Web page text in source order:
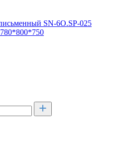
SN-6O.SP-025